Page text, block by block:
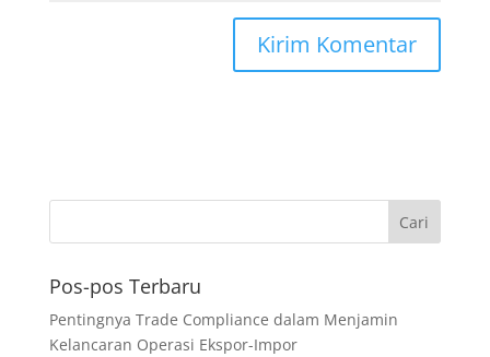
Pos-pos Terbaru
Pentingnya Trade Compliance dalam Menjamin
Kelancaran Operasi Ekspor-Impor